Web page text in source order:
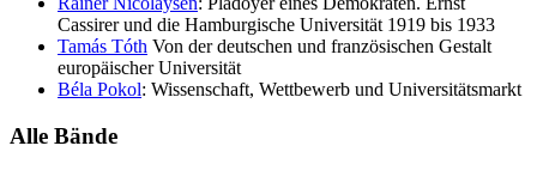
Cassirer und die Hamburgische Universität 1919 bis 1933
Tamás Tóth Von der deutschen und französischen Gestalt
europäischer Universität
Béla Pokol: Wissenschaft, Wettbewerb und Universitätsmarkt
Alle Bände